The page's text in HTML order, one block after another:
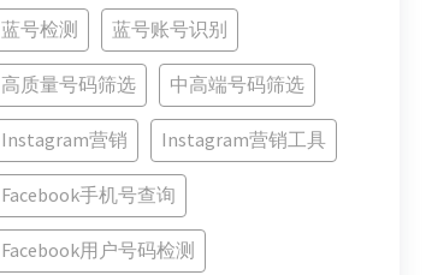
蓝号检测 蓝号账号识别
高质量号码筛选 中高端号码筛选
Instagram营销 Instagram营销工具
Facebook手机号查询
Facebook用户号码检测